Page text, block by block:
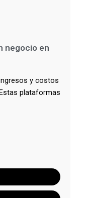
negocio en
y costos
plataformas